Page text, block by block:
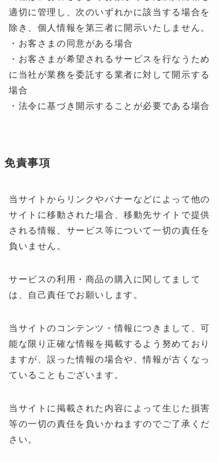
適切に管理し、次のいずれかに該当する場合を
除き、個人情報を第三者に開示いたしません。
・お客さまの同意がある場合
・お客さまが希望されるサービスを行なうため
に当社が業務を委託する業者に対して開示する
場合
・法令に基づき開示することが必要である場合
免責事項
当サイトからリンクやバナーなどによって他の
サイトに移動された場合、移動先サイトで提供
される情報、サービス等について一切の責任を
負いません。
サービスの利用・商品の購入に関してまして
は、自己責任でお願いします。
当サイトのコンテンツ・情報につきまして、可
能な限り正確な情報を掲載するよう努めており
ますが、誤った情報の場合や、情報が古くなっ
ていることもございます。
当サイトに掲載された内容によって生じた損害
等の一切の責任を負いかねますのでご了承くだ
さい。